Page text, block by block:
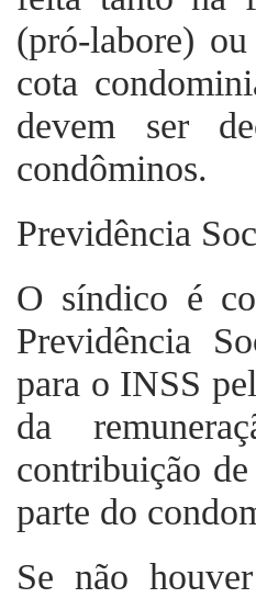
(pró-labore)
cota
devem ser
condôminos.
Previdência
O síndico é
Previdência
para o INSS
da
contribuição
parte do
Se não